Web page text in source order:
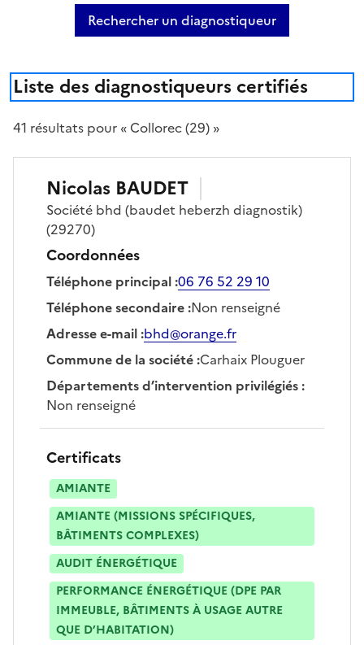
Rechercher un diagnostiqueur
Liste des diagnostiqueurs certifiés
41 résultats pour « Collorec (29) »
Nicolas BAUDET
Société bhd (baudet heberzh diagnostik)
(29270)
Coordonnées
Téléphone principal:06 76 52 29 10
Téléphone secondaire:Non renseigné
Adresse e-mail:bhd@orange.fr
Commune de la société:Carhaix Plouguer
Départements d’intervention privilégiés:
Non renseigné
Certificats
AMIANTE
AMIANTE (MISSIONS SPÉCIFIQUES,
BÂTIMENTS COMPLEXES)
AUDIT ÉNERGÉTIQUE
PERFORMANCE ÉNERGÉTIQUE (DPE PAR
IMMEUBLE, BÂTIMENTS À USAGE AUTRE
QUE D’HABITATION)